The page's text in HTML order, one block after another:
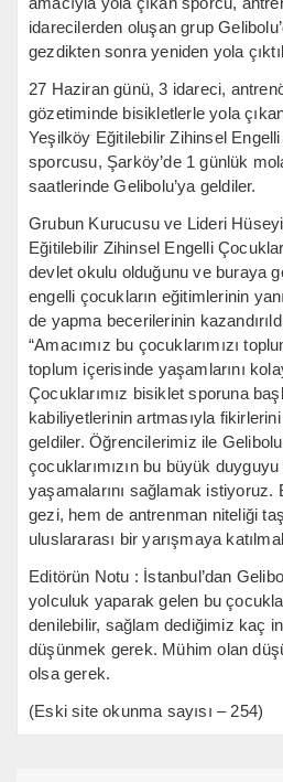
idarecilerden oluşan grup
gezdikten sonra yeniden yola
27 Haziran günü, 3 idareci,
gözetiminde bisikletlerle yola
Yeşilköy Eğitilebilir Zihinsel
sporcusu, Şarköy’de 1 günlük
saatlerinde Gelibolu’ya geldiler.
Grubun Kurucusu ve Lideri
Eğitilebilir Zihinsel Engelli
devlet okulu olduğunu ve buraya
engelli çocukların eğitimlerinin
de yapma becerilerinin
“Amacımız bu çocuklarımızı
toplum içerisinde yaşamlarını
Çocuklarımız bisiklet sporuna
kabiliyetlerinin artmasıyla
geldiler. Öğrencilerimiz ile
çocuklarımızın bu büyük
yaşamalarını sağlamak istiyoruz.
gezi, hem de antrenman niteliği
uluslararası bir yarışmaya
Editörün Notu : İstanbul’dan
yolculuk yaparak gelen bu
denilebilir, sağlam dediğimiz kaç
düşünmek gerek. Mühim olan
olsa gerek.
(Eski site okunma sayısı – 254)